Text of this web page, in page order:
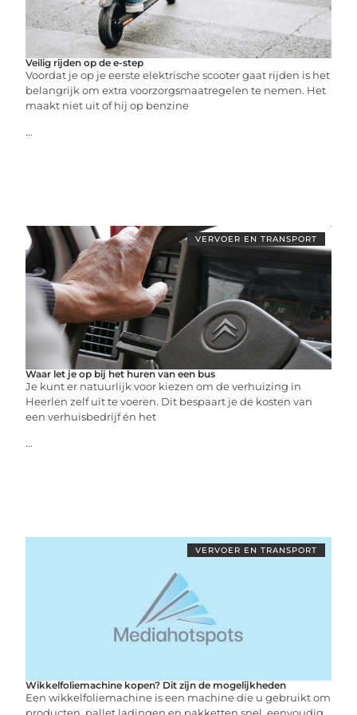
Veilig rijden op de e-step
Voordat je op je eerste elektrische scooter gaat rijden is het
belangrijk om extra voorzorgsmaatregelen te nemen. Het
maakt niet uit of hij op benzine
...
VERVOER EN TRANSPORT
Waar let je op bij het huren van een bus
Je kunt er natuurlijk voor kiezen om de verhuizing in
Heerlen zelf uit te voeren. Dit bespaart je de kosten van
een verhuisbedrijf én het
...
VERVOER EN TRANSPORT
Wikkelfoliemachine kopen? Dit zijn de mogelijkheden
Een wikkelfoliemachine is een machine die u gebruikt om